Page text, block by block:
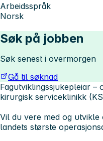
Arbeidsspråk
Norsk
Søk på jobben
Søk senest i overmorgen
Gå til søknad
Fagutviklingssjukepleiar –
kirurgisk serviceklinikk
Vil du vere med og utvikle
landets største